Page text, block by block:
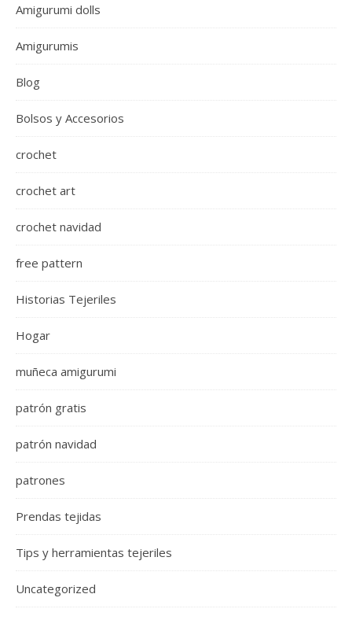
Amigurumi dolls
Amigurumis
Blog
Bolsos y Accesorios
crochet
crochet art
crochet navidad
free pattern
Historias Tejeriles
Hogar
muñeca amigurumi
patrón gratis
patrón navidad
patrones
Prendas tejidas
Tips y herramientas tejeriles
Uncategorized